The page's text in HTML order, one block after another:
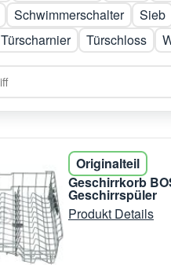
Schwimmerschalter Sieb
Türscharnier Türschloss
Originalteil
Geschirrkorb
Geschirrspüler
Produkt Details